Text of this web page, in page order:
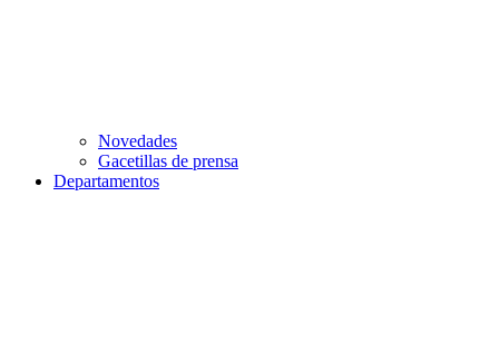
Novedades
Gacetillas de prensa
Departamentos